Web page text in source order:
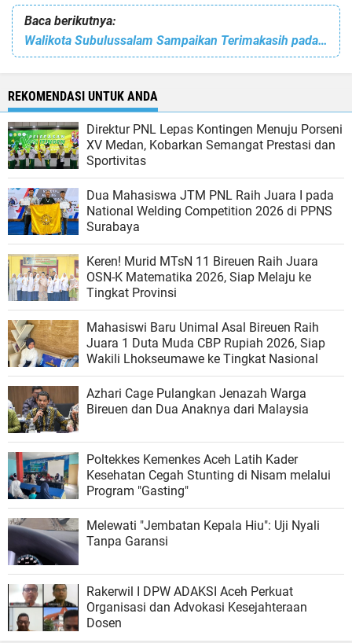
Baca berikutnya:
Walikota Subulussalam Sampaikan Terimakasih pada Camat Lama, dan Ucapkan Selamat Bertugas Camat yang Baru di Kecamatan Longkib
REKOMENDASI UNTUK ANDA
Direktur PNL Lepas Kontingen Menuju Porseni
XV Medan, Kobarkan Semangat Prestasi dan
Sportivitas
Dua Mahasiswa JTM PNL Raih Juara I pada
National Welding Competition 2026 di PPNS
Surabaya
Keren! Murid MTsN 11 Bireuen Raih Juara
OSN-K Matematika 2026, Siap Melaju ke
Tingkat Provinsi
Mahasiswi Baru Unimal Asal Bireuen Raih
Juara 1 Duta Muda CBP Rupiah 2026, Siap
Wakili Lhokseumawe ke Tingkat Nasional
Azhari Cage Pulangkan Jenazah Warga
Bireuen dan Dua Anaknya dari Malaysia
Poltekkes Kemenkes Aceh Latih Kader
Kesehatan Cegah Stunting di Nisam melalui
Program "Gasting"
Melewati "Jembatan Kepala Hiu": Uji Nyali
Tanpa Garansi
Rakerwil I DPW ADAKSI Aceh Perkuat
Organisasi dan Advokasi Kesejahteraan
Dosen